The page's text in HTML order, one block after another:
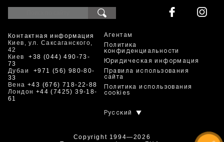
Контактная информация
Киев, ул. Саксаганского,
42
Киев+38 (044) 490-73-
73
Дубаи +971 (56) 980-80-
33
Вена +43 (676) 718-22-88
Лондон +44 (7425) 39-18-
61
Агентам
Политика
конфиденциальности
Юридическая информация
Правила использования
сайта
Политика использования
cookies
Русский
Copyright 1994—2026